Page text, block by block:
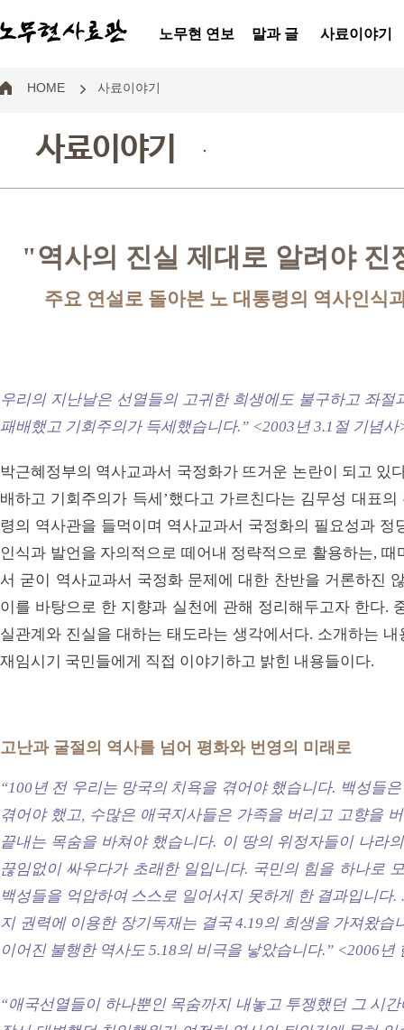
노무현 연보 말과 글 사료이야기
HOME 사료이야기
사료이야기 .
"역사의 진실 제대로 알려야 진
주요 연설로 돌아본 노 대통령의 역사인식
우리의 지난날은 선열들의 고귀한 희생에도 불구하고 좌절
패배했고 기회주의가 득세했습니다.” <2003년 3.1절 기념사
박근혜정부의 역사교과서 국정화가 뜨거운 논란이 되고 있
배하고 기회주의가 득세’했다고 가르친다는 김무성 대표
령의 역사관을 들먹이며 역사교과서 국정화의 필요성과 정
인식과 발언을 자의적으로 떼어내 정략적으로 활용하는,
서 굳이 역사교과서 국정화 문제에 대한 찬반을 거론하진
이를 바탕으로 한 지향과 실천에 관해 정리해두고자 한다.
실관계와 진실을 대하는 태도라는 생각에서다. 소개하는
재임시기 국민들에게 직접 이야기하고 밝힌 내용들이다.
고난과 굴절의 역사를 넘어 평화와 번영의 미래로
“100년 전 우리는 망국의 치욕을 겪어야 했습니다. 백성들
겪어야 했고, 수많은 애국지사들은 가족을 버리고 고향을
끝내는 목숨을 바쳐야 했습니다. 이 땅의 위정자들이 나라
끊임없이 싸우다가 초래한 일입니다. 국민의 힘을 하나로
백성들을 억압하여 스스로 일어서지 못하게 한 결과입니
지 권력에 이용한 장기독재는 결국 4.19의 희생을 가져왔습
이어진 불행한 역사도 5.18의 비극을 낳았습니다.” <2006년
“애국선열들이 하나뿐인 목숨까지 내놓고 투쟁했던 그 시